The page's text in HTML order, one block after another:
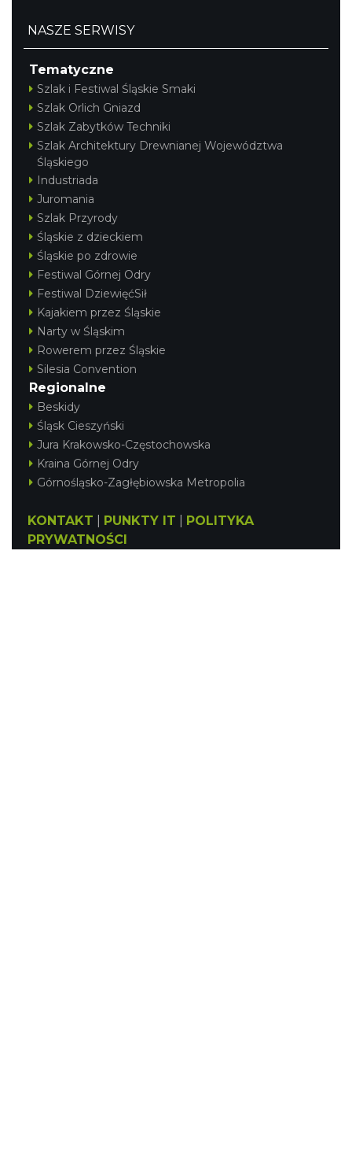
NASZE SERWISY
Tematyczne
Szlak i Festiwal Śląskie Smaki
Szlak Orlich Gniazd
Szlak Zabytków Techniki
Szlak Architektury Drewnianej Województwa
Śląskiego
Industriada
Juromania
Szlak Przyrody
Śląskie z dzieckiem
Śląskie po zdrowie
Festiwal Górnej Odry
Festiwal DziewięćSił
Kajakiem przez Śląskie
Narty w Śląskim
Rowerem przez Śląskie
Silesia Convention
Regionalne
Beskidy
Śląsk Cieszyński
Jura Krakowsko-Częstochowska
Kraina Górnej Odry
Górnośląsko-Zagłębiowska Metropolia
KONTAKT PUNKTY IT
POLITYKA
PRYWATNOŚCI